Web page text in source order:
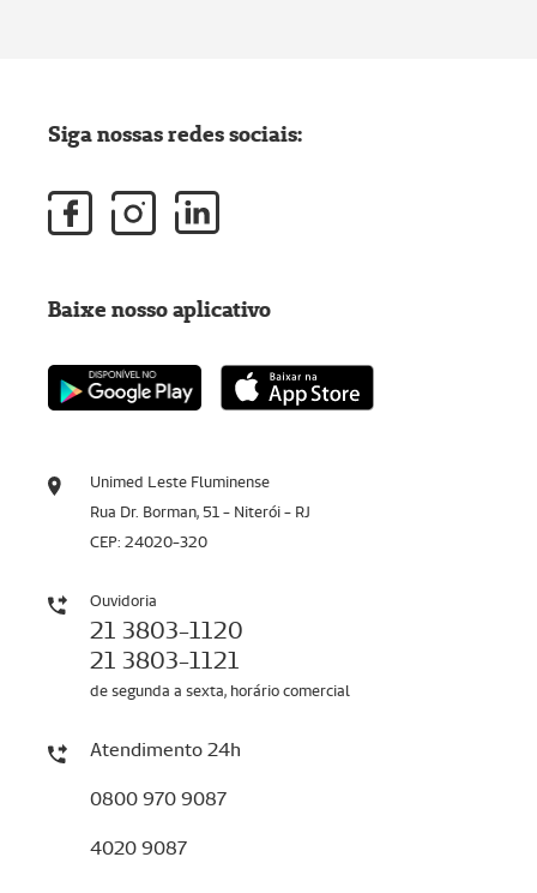
Unimed Leste Fluminense
Rua Dr. Borman, 51 - Niterói - RJ
CEP: 24020-320
Ouvidoria
21 3803-1120
21 3803-1121
de segunda a sexta, horário comercial
Atendimento 24h
0800 970 9087
4020 9087
Siga nossas redes sociais:
Baixe nosso aplicativo